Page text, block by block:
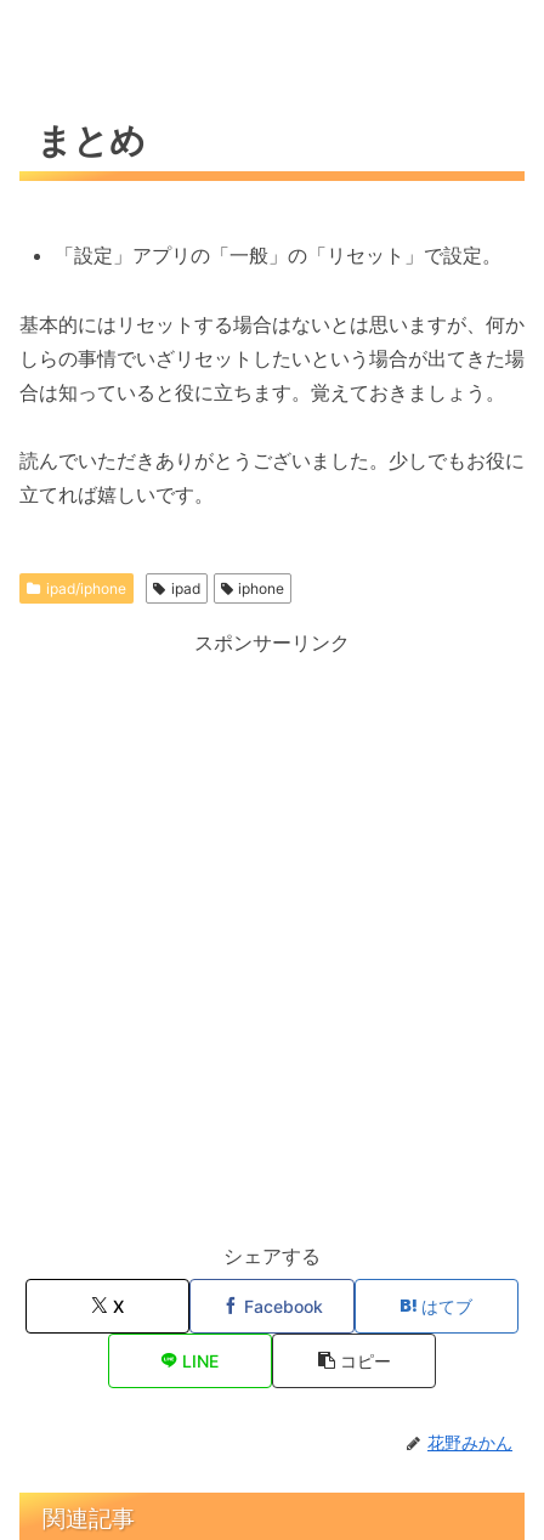
まとめ
「設定」アプリの「一般」の「リセット」で設定。
基本的にはリセットする場合はないとは思いますが、何か
しらの事情でいざリセットしたいという場合が出てきた場
合は知っていると役に立ちます。覚えておきましょう。
読んでいただきありがとうございました。少しでもお役に
立てれば嬉しいです。
ipad/iphone ipad iphone
スポンサーリンク
シェアする
X Facebook はてブ
LINE コピー
花野みかん
関連記事